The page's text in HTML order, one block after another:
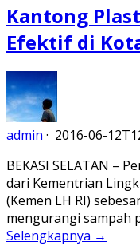
Kantong
Efektif di
admin · 2016-06-
BEKASI SELATAN –
dari Kementrian
(Kemen LH RI)
mengurangi sampah
Selengkapnya →